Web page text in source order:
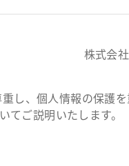
株式会
し、個人情報の保護
ご説明いたします。